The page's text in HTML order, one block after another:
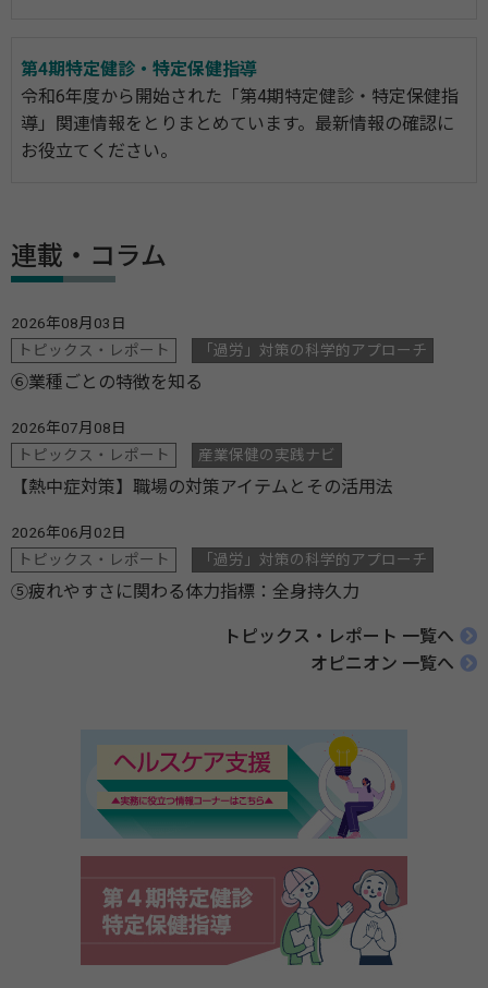
第4期特定健診・特定保健指導
令和6年度から開始された「第4期特定健診・特定保健指
導」関連情報をとりまとめています。最新情報の確認に
お役立てください。
連載・コラム
2026年08月03日
トピックス・レポート
「過労」対策の科学的アプローチ
⑥業種ごとの特徴を知る
2026年07月08日
トピックス・レポート
産業保健の実践ナビ
【熱中症対策】職場の対策アイテムとその活用法
2026年06月02日
トピックス・レポート
「過労」対策の科学的アプローチ
⑤疲れやすさに関わる体力指標：全身持久力
トピックス・レポート 一覧へ
オピニオン 一覧へ